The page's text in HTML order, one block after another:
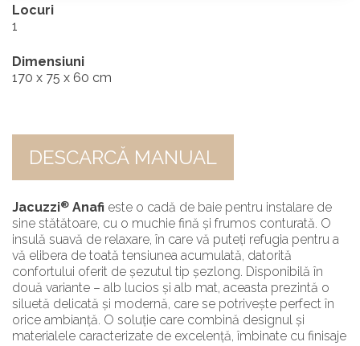
Locuri
1
Dimensiuni
170 x 75 x 60 cm
DESCARCĂ MANUAL
Jacuzzi® Anafi este o cadă de baie pentru instalare de
sine stătătoare, cu o muchie fină și frumos conturată. O
insulă suavă de relaxare, în care vă puteți refugia pentru a
vă elibera de toată tensiunea acumulată, datorită
confortului oferit de șezutul tip șezlong. Disponibilă în
două variante – alb lucios și alb mat, aceasta prezintă o
siluetă delicată și modernă, care se potrivește perfect în
orice ambianță. O soluție care combină designul și
materialele caracterizate de excelență, îmbinate cu finisaje